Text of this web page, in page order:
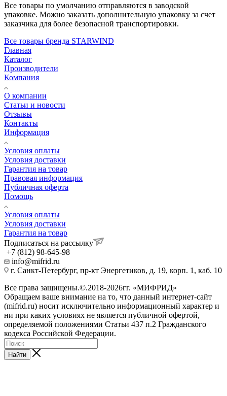
Все товары по умолчанию отправляются в заводской
упаковке. Можно заказать дополнительную упаковку за счет
заказчика для более безопасной транспортировки.
Все товары бренда STARWIND
Главная
Каталог
Производители
Компания
О компании
Статьи и новости
Отзывы
Контакты
Информация
Условия оплаты
Условия доставки
Гарантия на товар
Правовая информация
Публичная оферта
Помощь
Условия оплаты
Условия доставки
Гарантия на товар
Подписаться на рассылку
+7 (812) 98-645-98
info@mifrid.ru
г. Санкт-Петербург, пр-кт Энергетиков, д. 19, корп. 1, каб. 10
Все права защищены.©.2018-2026гг. «МИФРИД»
Обращаем ваше внимание на то, что данный интернет-сайт
(mifrid.ru) носит исключительно информационный характер и
ни при каких условиях не является публичной офертой,
определяемой положениями Статьи 437 п.2 Гражданского
кодекса Российской Федерации.
Найти